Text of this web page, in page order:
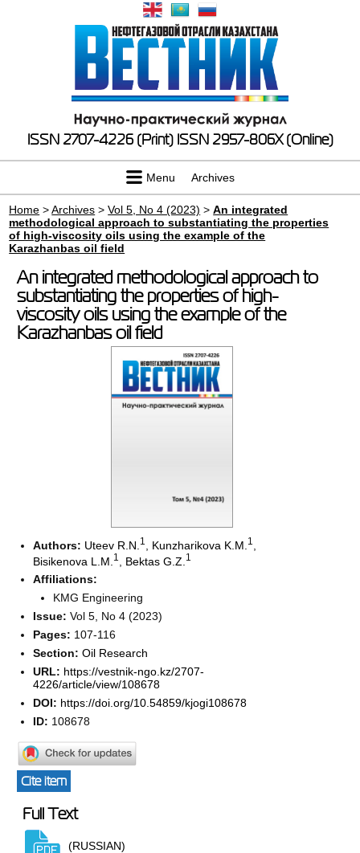
ISSN 2707-4226 (Print) ISSN 2957-806X (Online)
Menu Archives
Home >Archives >Vol 5, No 4 (2023) >An integrated
methodological approach to substantiating the properties
of high-viscosity oils using the example of the
Karazhanbas oil field
An integrated methodological approach to
substantiating the properties of high-
viscosity oils using the example of the
Karazhanbas oil field
Authors: Uteev R.N. 1 Kunzharikova K.M. 1
Bisikenova L.M. 1 Bektas G.Z. 1
Affiliations:
KMG Engineering
Issue:Vol 5, No 4 (2023)
Pages: 107-116
Section:Oil Research
URL: https://vestnik-ngo.kz/2707-
4226/article/view/108678
DOI: https://doi.org/10.54859/kjogi108678
ID: 108678
Cite item
Full Text
(RUSSIAN)